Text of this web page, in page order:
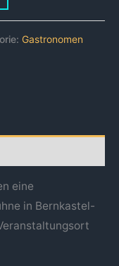
Gastronomen
eine
in Bernkastel-